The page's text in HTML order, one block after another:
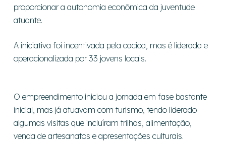
proporcionar a autonomia econômica da juventude
atuante.
A iniciativa foi incentivada pela cacica, mas é liderada e
operacionalizada por 33 jovens locais.
O empreendimento iniciou a jornada em fase bastante
inicial, mas já atuavam com turismo, tendo liderado
algumas visitas que incluíram trilhas, alimentação,
venda de artesanatos e apresentações culturais.